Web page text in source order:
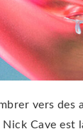
vers des
Cave est